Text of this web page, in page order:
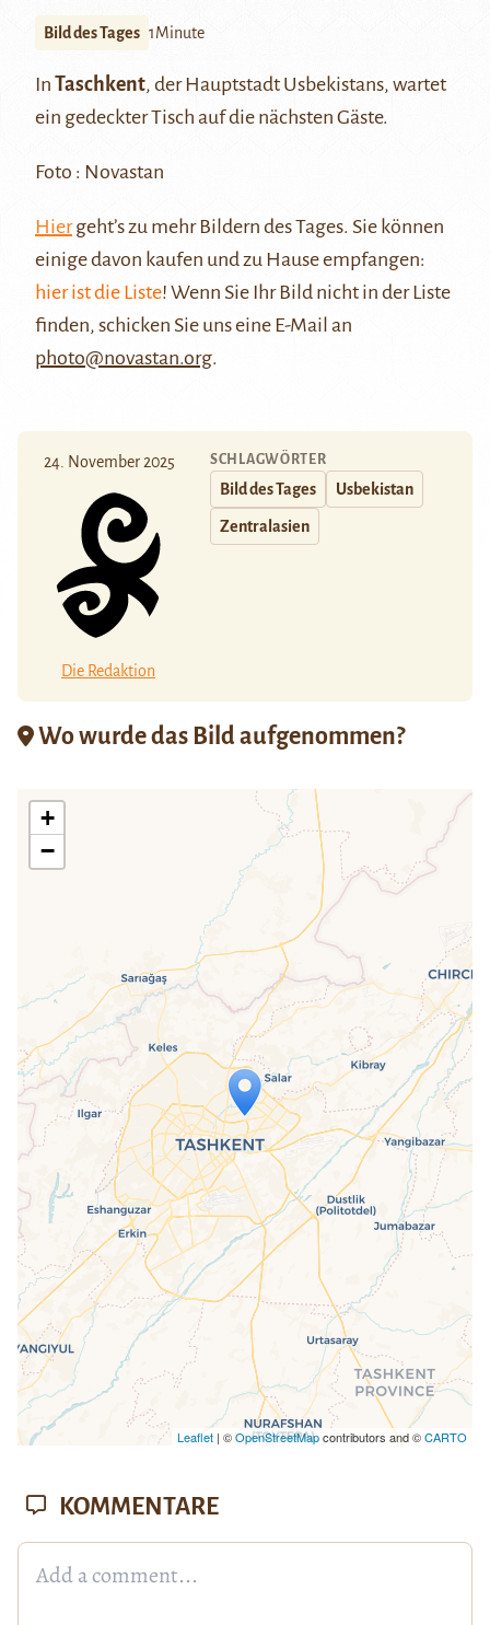
Bild des Tages 1Minute
In Taschkent, der Hauptstadt Usbekistans, wartet
ein gedeckter Tisch auf die nächsten Gäste.
Foto : Novastan
Hiergeht’s zu mehr Bildern des Tages. Sie können
einige davon kaufen und zu Hause empfangen:
hier ist die Liste! Wenn Sie Ihr Bild nicht in der Liste
finden, schicken Sie uns eine E-Mail an
photo@novastan.org.
24. November 2025
Die Redaktion
SCHLAGWÖRTER
Bild des Tages Usbekistan
Zentralasien
Wo wurde das Bild aufgenommen?
Travelers' Map wird geladen …
Wenn du dies siehst, nachdem deine
Seite vollständig geladen wurde,
fehlen leafletJS-Dateien.
+
−
Leaflet| ©OpenStreetMapcontributors and ©CARTO
KOMMENTARE